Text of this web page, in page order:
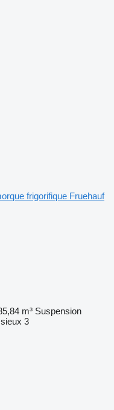
frigorifique Fruehauf
m³ Suspension
3